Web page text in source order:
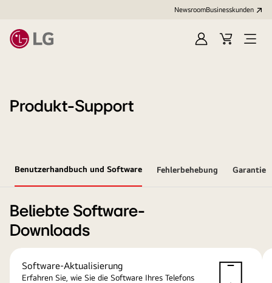
NewsroomBusinesskunden
AnmeldenWarenkorb
Menü
Produkt-Support
Benutzerhandbuch und Software Fehlerbehebung Garantie
Beliebte Software-
Downloads
Software-Aktualisierung
Erfahren Sie, wie Sie die Software Ihres Telefons